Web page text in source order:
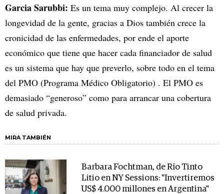
Garcia Sarubbi: Es un tema muy complejo. Al crecer la
longevidad de la gente, gracias a Dios también crece la
cronicidad de las enfermedades, por ende el aporte
económico que tiene que hacer cada financiador de salud
es un sistema que hay que preverlo, sobre todo en el tema
del PMO (Programa Médico Obligatorio) . El PMO es
demasiado “generoso” como para arrancar una cobertura
de salud privada.
MIRA TAMBIÉN
Barbara Fochtman, de Río Tinto
Litio en NY Sessions: "Invertiremos
US$ 4.000 millones en Argentina"